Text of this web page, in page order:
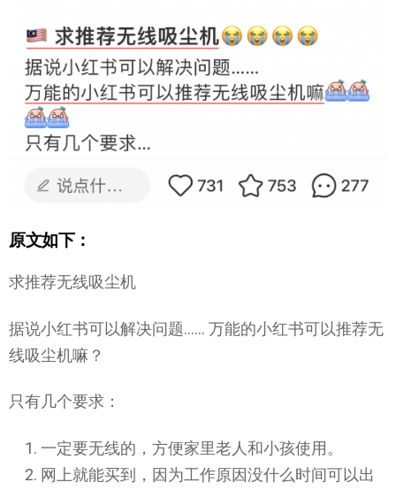
原文如下：
求推荐无线吸尘机
据说小红书可以解决问题…… 万能的小红书可以推荐无
线吸尘机嘛？
只有几个要求：
一定要无线的，方便家里老人和小孩使用。
网上就能买到，因为工作原因没什么时间可以出